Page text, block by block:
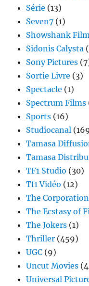
Série (13)
Seven7 (1)
Showshank
Sidonis Calysta
Sony Pictures
Sortie Livre (3)
Spectacle (1)
Spectrum Films
Sports (16)
Studiocanal
Tamasa
Tamasa
TF1 Studio (30)
Tf1 Vidéo (12)
The Corporation
The Ecstasy of
The Jokers (1)
Thriller (459)
UGC (9)
Uncut Movies
Universal